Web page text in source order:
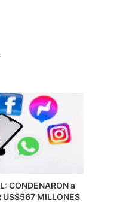
CONDENARON a
US$567 MILLONES